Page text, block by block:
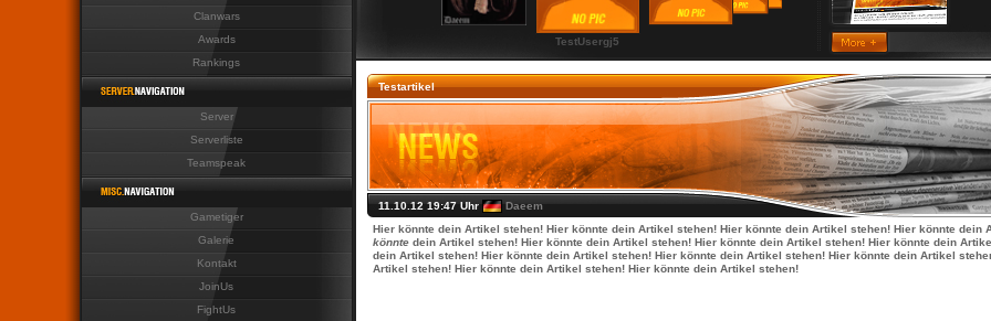
Clanwars
Awards
Rankings
Server
Serverliste
Teamspeak
Gametiger
Galerie
Kontakt
JoinUs
FightUs
TestUsergj5
Testartikel
11.10.12 19:47 Uhr
Daeem
Hier könnte dein Artikel stehen! Hier könnte dein Artikel stehen! Hier könnte dein Artikel stehen! Hier könnte dein
könnte dein Artikel stehen! Hier könnte dein Artikel stehen! Hier könnte dein Artikel stehen! Hier könnte dein
dein Artikel stehen! Hier könnte dein Artikel stehen! Hier könnte dein Artikel stehen! Hier könnte dein Artikel
Artikel stehen! Hier könnte dein Artikel stehen! Hier könnte dein Artikel stehen!